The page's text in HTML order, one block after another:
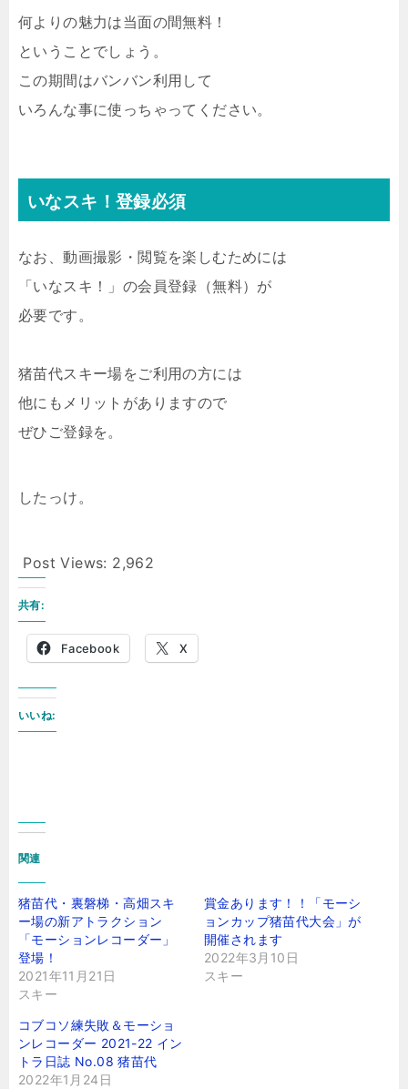
何よりの魅力は当面の間無料！
ということでしょう。
この期間はバンバン利用して
いろんな事に使っちゃってください。
いなスキ！登録必須
なお、動画撮影・閲覧を楽しむためには
「いなスキ！」の会員登録（無料）が
必要です。
猪苗代スキー場をご利用の方には
他にもメリットがありますので
ぜひご登録を。
したっけ。
Post Views: 2,962
共有:
Facebook X
いいね:
関連
猪苗代・裏磐梯・高畑スキ
ー場の新アトラクション
「モーションレコーダー」
登場！
2021年11月21日
スキー
賞金あります！！「モーシ
ョンカップ猪苗代大会」が
開催されます
2022年3月10日
スキー
コブコソ練失敗＆モーショ
ンレコーダー 2021-22 イン
トラ日誌 No.08 猪苗代
2022年1月24日